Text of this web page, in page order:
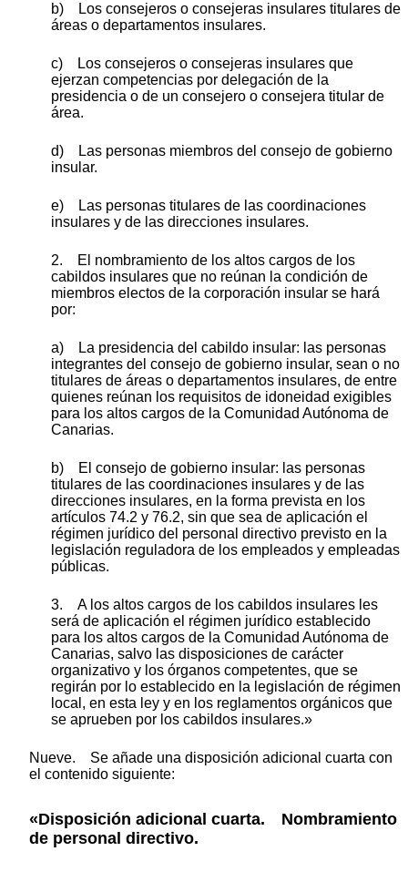
b) Los consejeros o consejeras insulares titulares de
áreas o departamentos insulares.
c) Los consejeros o consejeras insulares que
ejerzan competencias por delegación de la
presidencia o de un consejero o consejera titular de
área.
d) Las personas miembros del consejo de gobierno
insular.
e) Las personas titulares de las coordinaciones
insulares y de las direcciones insulares.
2. El nombramiento de los altos cargos de los
cabildos insulares que no reúnan la condición de
miembros electos de la corporación insular se hará
por:
a) La presidencia del cabildo insular: las personas
integrantes del consejo de gobierno insular, sean o no
titulares de áreas o departamentos insulares, de entre
quienes reúnan los requisitos de idoneidad exigibles
para los altos cargos de la Comunidad Autónoma de
Canarias.
b) El consejo de gobierno insular: las personas
titulares de las coordinaciones insulares y de las
direcciones insulares, en la forma prevista en los
artículos 74.2 y 76.2, sin que sea de aplicación el
régimen jurídico del personal directivo previsto en la
legislación reguladora de los empleados y empleadas
públicas.
3. A los altos cargos de los cabildos insulares les
será de aplicación el régimen jurídico establecido
para los altos cargos de la Comunidad Autónoma de
Canarias, salvo las disposiciones de carácter
organizativo y los órganos competentes, que se
regirán por lo establecido en la legislación de régimen
local, en esta ley y en los reglamentos orgánicos que
se aprueben por los cabildos insulares.»
Nueve. Se añade una disposición adicional cuarta con
el contenido siguiente:
«Disposición adicional cuarta. Nombramiento
de personal directivo.